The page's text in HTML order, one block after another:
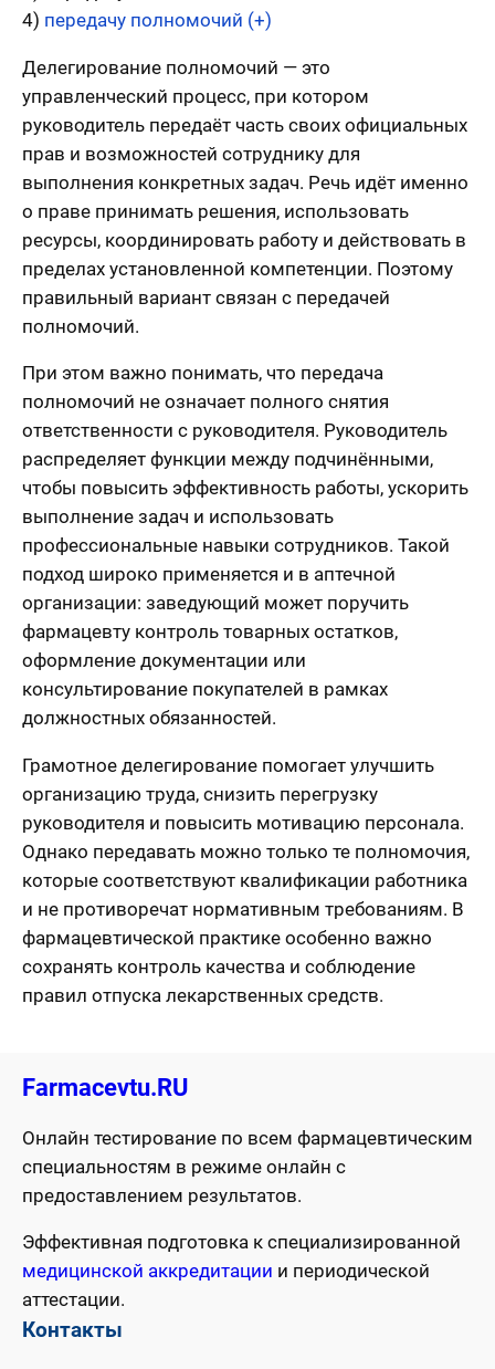
4) передачу полномочий (+)
Делегирование полномочий — это
управленческий процесс, при котором
руководитель передаёт часть своих официальных
прав и возможностей сотруднику для
выполнения конкретных задач. Речь идёт именно
о праве принимать решения, использовать
ресурсы, координировать работу и действовать в
пределах установленной компетенции. Поэтому
правильный вариант связан с передачей
полномочий.
При этом важно понимать, что передача
полномочий не означает полного снятия
ответственности с руководителя. Руководитель
распределяет функции между подчинёнными,
чтобы повысить эффективность работы, ускорить
выполнение задач и использовать
профессиональные навыки сотрудников. Такой
подход широко применяется и в аптечной
организации: заведующий может поручить
фармацевту контроль товарных остатков,
оформление документации или
консультирование покупателей в рамках
должностных обязанностей.
Грамотное делегирование помогает улучшить
организацию труда, снизить перегрузку
руководителя и повысить мотивацию персонала.
Однако передавать можно только те полномочия,
которые соответствуют квалификации работника
и не противоречат нормативным требованиям. В
фармацевтической практике особенно важно
сохранять контроль качества и соблюдение
правил отпуска лекарственных средств.
Farmacevtu.RU
Онлайн тестирование по всем фармацевтическим
специальностям в режиме онлайн с
предоставлением результатов.
Эффективная подготовка к специализированной
медицинской аккредитации и периодической
аттестации.
Контакты